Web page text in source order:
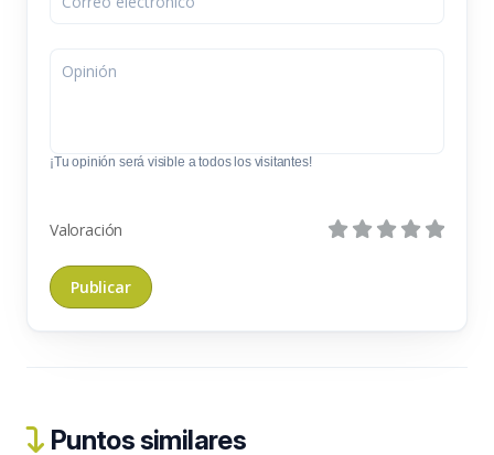
¡Tu opinión será visible a todos los visitantes!
Valoración
Puntos similares